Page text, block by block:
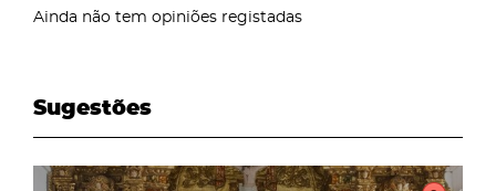
Ainda não tem opiniões registadas
Sugestões
page